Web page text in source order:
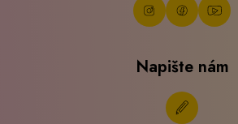
Ochrana oznamovatelů
Vytvořeno PragueBest